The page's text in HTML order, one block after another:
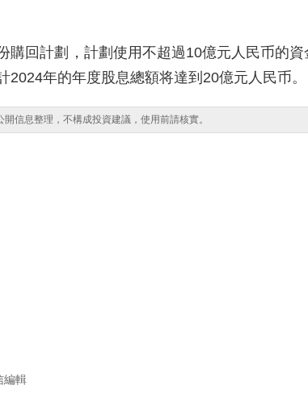
購回計劃，計劃使用不超過10億元人民币的資
2024年的年度股息總額将達到20億元人民币。
信息整理，不構成投資建議，使用前請核實。
編輯